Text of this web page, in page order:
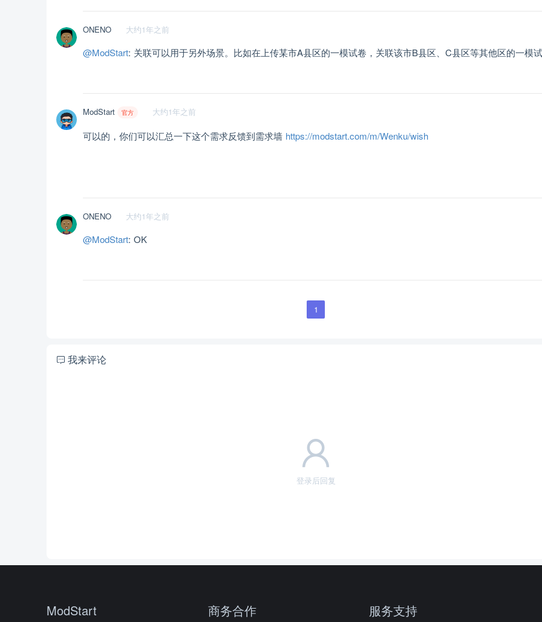
ONENO 大约1年之前
@ModStart: 关联可以用于另外场景。比如在上传某市A县区的一模试卷，关联该市B县区、C县区等其他区的一模
ModStart 官方 大约1年之前
可以的，你们可以汇总一下这个需求反馈到需求墙 https://modstart.com/m/Wenku/wish
ONENO 大约1年之前
@ModStart: OK
1
我来评论
登录后回复
ModStart 商务合作 服务支持